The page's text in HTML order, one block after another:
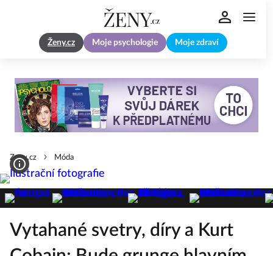
Ženy.cz Moje psychologie Moje zdraví
Zeny.cz Móda
Vytahané svetry, díry a Kurt